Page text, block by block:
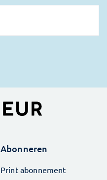
Abonneren
Print abonnement